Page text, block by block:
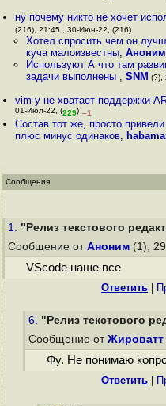
ну почему никто не хочет
(216), 21:45 , 30-Июн-22, (216)
Хотел спросить чем он
куча малоизвестны, Аноним
Используют А что там
задачи выполнены , SNM (?),
vim-у не хватает поддержки
01-Июл-22, (229) –1
Состав тот же, просто
плюс минус одинаков,
Сообщения
1. "Релиз текстового
Сообщение от Аноним (1),
VScode наше все
Ответить
6. "Релиз текстового
Сообщение от Жироватт
Фу. Не понимаю
Ответить